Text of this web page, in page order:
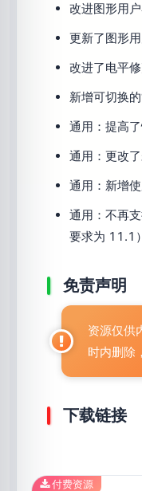
改进图形用
更新了图形
改进了电平
新增可切换
通用：提高
通用：更改
通用：新增
通用：不再
要求为 11.1）
免责声明
资源仅供
时内删除
下载链接
付费资源